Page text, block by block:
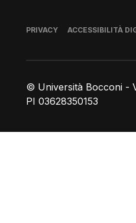
© Università Bocconi -
PI 03628350153
Piè di pagina
PRIVACY ACCESSIBILITÀ